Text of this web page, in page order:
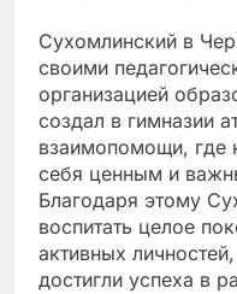
Сухомлинский в
своими
организацией
создал в гимназии
взаимопомощи, где
себя ценным и
Благодаря этому
воспитать целое
активных
достигли успеха в